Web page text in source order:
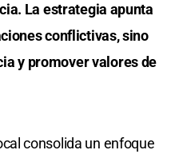
La estrategia apunta
conflictivas, sino
y promover valores de
consolida un enfoque